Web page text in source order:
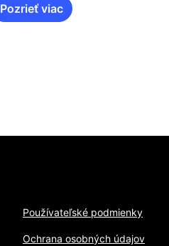
Pozrieť viac
Používateľské podmienky
Ochrana osobných údajov